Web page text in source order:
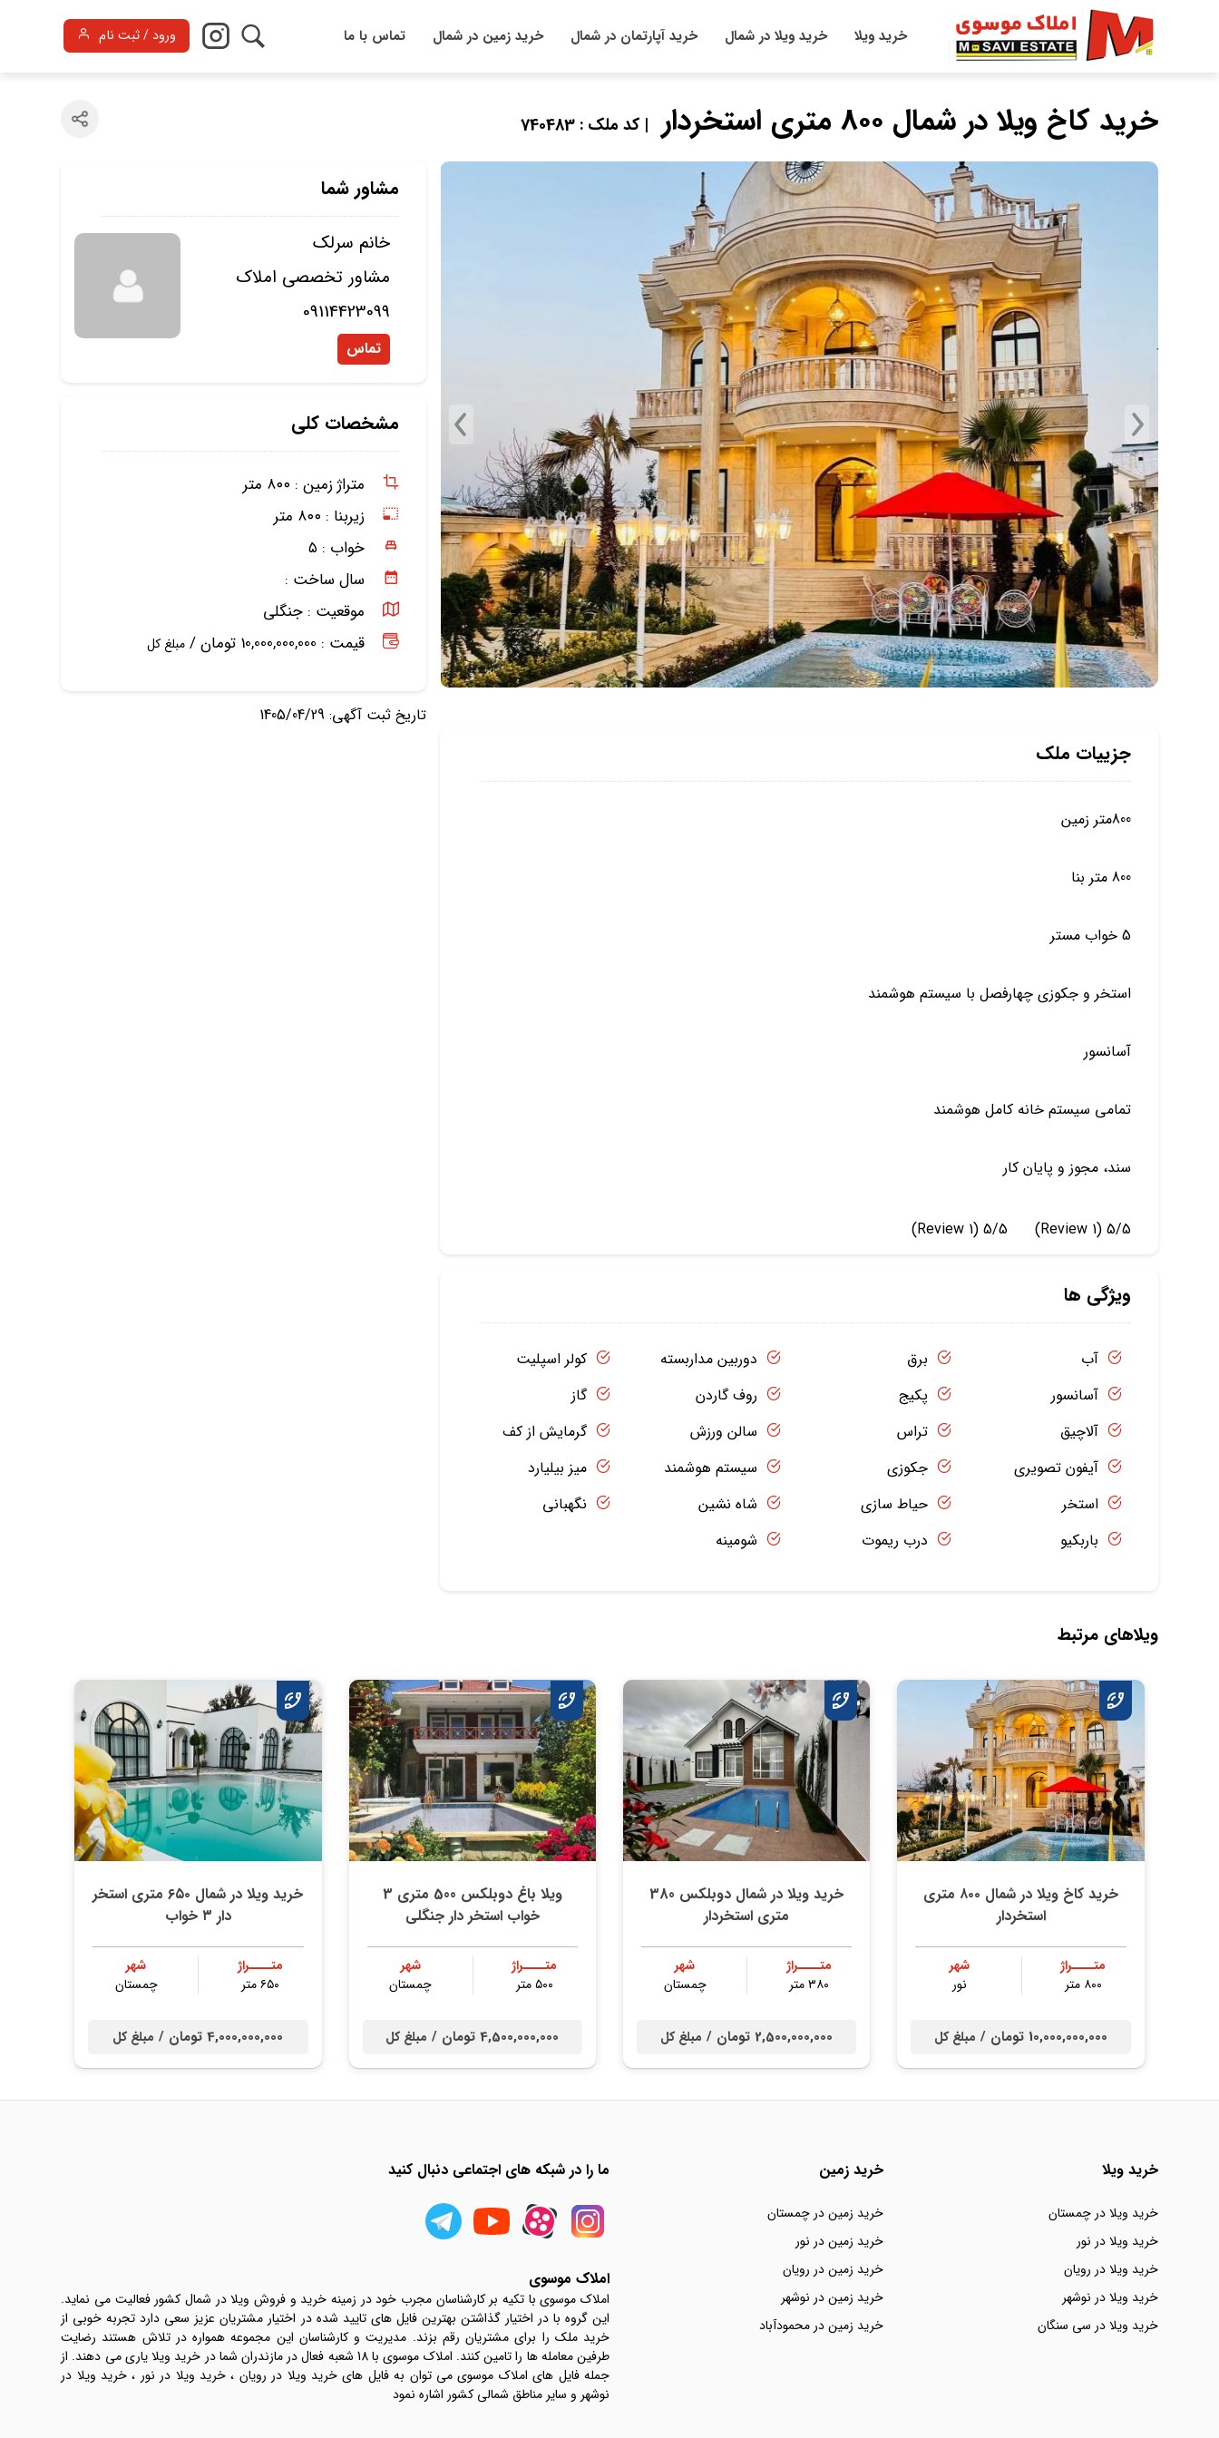
خرید ویلا خرید ویلا در شمال خرید آپارتمان در شمال خرید زمین در شمال تماس با ما ورود / ثبت نام
خرید کاخ ویلا در شمال ۸۰۰ متری استخردار | کد ملک : 740483
مشاور شما
خانم سرلک
مشاور تخصصی املاک
09114423099
تماس
مشخصات کلی
متراژ زمین : ۸۰۰ متر
زیربنا : ۸۰۰ متر
خواب : ۵
سال ساخت :
موقعیت : جنگلی
قیمت : 10,000,000,000 تومان /
مبلغ کل
تاریخ ثبت آگهی: 1405/04/29
جزییات ملک
800متر زمین
800 متر بنا
5 خواب مستر
استخر و جکوزی چهارفصل با سیستم هوشمند
آسانسور
تمامی سیستم خانه کامل هوشمند
سند، مجوز و پایان کار
5/5
(1 Review)
5/5
(1 Review)
ویژگی ها
آب
آسانسور
آلاچیق
آیفون تصویری
استخر
باربکیو
برق
پکیج
تراس
جکوزی
حیاط سازی
درب ریموت
دوربین مداربسته
روف گاردن
سالن ورزش
سیستم هوشمند
شاه نشین
شومینه
کولر اسپلیت
گاز
گرمایش از کف
میز بیلیارد
نگهبانی
ویلاهای مرتبط
خرید کاخ ویلا در شمال ۸۰۰ متری
استخردار
متــــراژ
۸۰۰ متر
شهر
نور
10,000,000,000 تومان / مبلغ کل
خرید ویلا در شمال دوبلکس 380
متری استخردار
متــــراژ
۳۸۰ متر
شهر
چمستان
2,500,000,000 تومان / مبلغ کل
ویلا باغ دوبلکس 500 متری 3
خواب استخر دار جنگلی
متــــراژ
۵۰۰ متر
شهر
چمستان
4,500,000,000 تومان / مبلغ کل
خرید ویلا در شمال ۶۵۰ متری استخر
دار ۳ خواب
متــــراژ
۶۵۰ متر
شهر
چمستان
4,000,000,000 تومان / مبلغ کل
خرید ویلا
خرید ویلا در چمستان
خرید ویلا در نور
خرید ویلا در رویان
خرید ویلا در نوشهر
خرید ویلا در سی سنگان
خرید زمین
خرید زمین در چمستان
خرید زمین در نور
خرید زمین در رویان
خرید زمین در نوشهر
خرید زمین در محمودآباد
ما را در شبکه های اجتماعی دنبال کنید
املاک موسوی
املاک موسوی با تکیه بر کارشناسان مجرب خود در زمینه خرید و فروش ویلا در شمال کشور فعالیت می نماید.
این گروه با در اختیار گذاشتن بهترین فایل های تایید شده در اختیار مشتریان عزیز سعی دارد تجربه خوبی از
خرید ملک را برای مشتریان رقم بزند. مدیریت و کارشناسان این مجموعه همواره در تلاش هستند رضایت
طرفین معامله ها را تامین کنند. املاک موسوی با 18 شعبه فعال در مازندران شما در خرید ویلا یاری می دهند. از
جمله فایل های املاک موسوی می توان به فایل های خرید ویلا در رویان ، خرید ویلا در نور ، خرید ویلا در
نوشهر و سایر مناطق شمالی کشور اشاره نمود